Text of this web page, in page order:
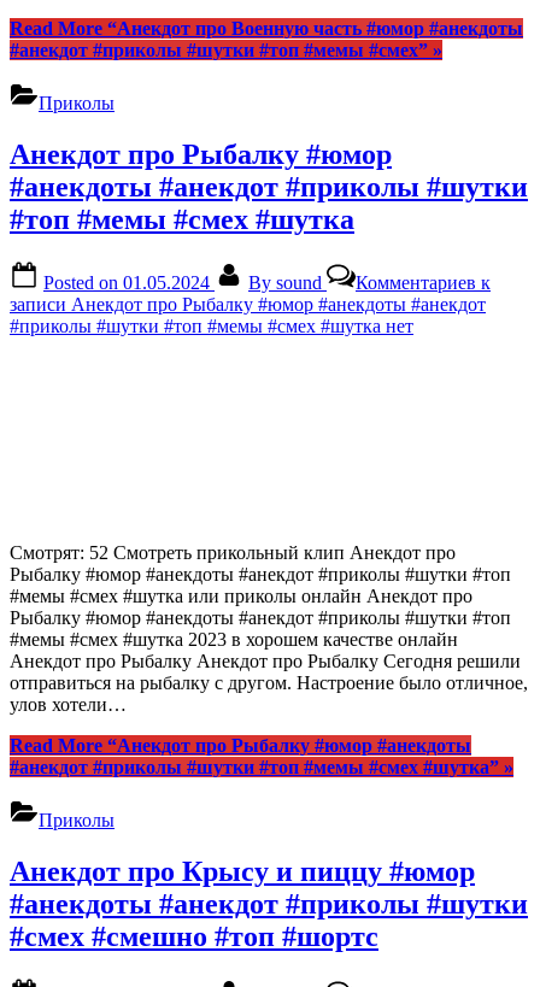
Read More “Анекдот про Военную часть #юмор #анекдоты
#анекдот #приколы #шутки #топ #мемы #смех” »
Приколы
Анекдот про Рыбалку #юмор
#анекдоты #анекдот #приколы #шутки
#топ #мемы #смех #шутка
Posted on 01.05.2024 By sound Комментариев к
записи Анекдот про Рыбалку #юмор #анекдоты #анекдот
#приколы #шутки #топ #мемы #смех #шутка нет
Смотрят: 52 Смотреть прикольный клип Анекдот про
Рыбалку #юмор #анекдоты #анекдот #приколы #шутки #топ
#мемы #смех #шутка или приколы онлайн Анекдот про
Рыбалку #юмор #анекдоты #анекдот #приколы #шутки #топ
#мемы #смех #шутка 2023 в хорошем качестве онлайн
Анекдот про Рыбалку Анекдот про Рыбалку Сегодня решили
отправиться на рыбалку с другом. Настроение было отличное,
улов хотели…
Read More “Анекдот про Рыбалку #юмор #анекдоты
#анекдот #приколы #шутки #топ #мемы #смех #шутка” »
Приколы
Анекдот про Крысу и пиццу #юмор
#анекдоты #анекдот #приколы #шутки
#смех #смешно #топ #шортс